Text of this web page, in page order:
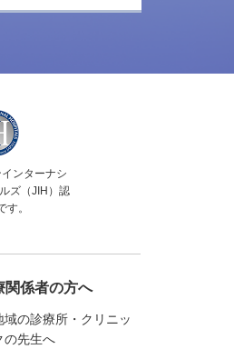
ンターナシ
ズ（JIH）認
す。
関係者の方へ
域の診療所・クリニッ
の先生へ